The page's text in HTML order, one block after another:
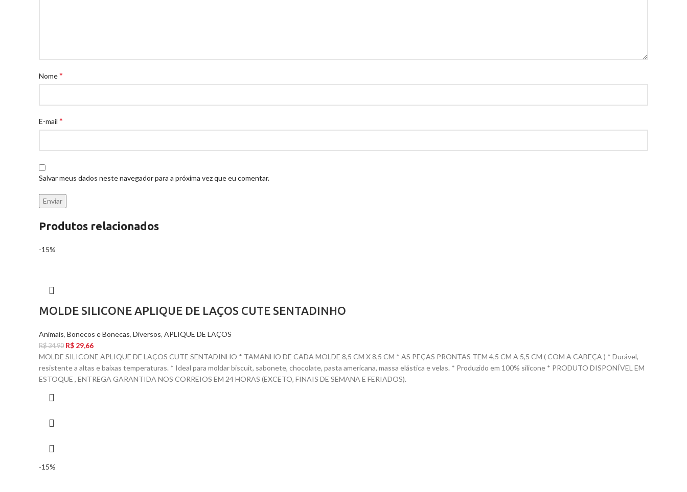
Nome*
E-mail *
Salvar meus dados neste navegador para a próxima vez que eu comentar.
Produtos relacionados
-15%
MOLDE SILICONE APLIQUE DE LAÇOS CUTE SENTADINHO
Animais, Bonecos e Bonecas, Diversos, APLIQUE DE LAÇOS
R$34,90 R$ 29,66
MOLDE SILICONE APLIQUE DE LAÇOS CUTE SENTADINHO * TAMANHO DE CADA MOLDE 8,5 CM X 8,5 CM * AS PEÇAS PRONTAS TEM 4,5 CM A 5,5 CM ( COM A CABEÇA ) * Durável,
resistente a altas e baixas temperaturas. * Ideal para moldar biscuit, sabonete, chocolate, pasta americana, massa elástica e velas. * Produzido em 100% silicone * PRODUTO DISPONÍVEL EM
ESTOQUE , ENTREGA GARANTIDA NOS CORREIOS EM 24 HORAS (EXCETO, FINAIS DE SEMANA E FERIADOS).
-15%